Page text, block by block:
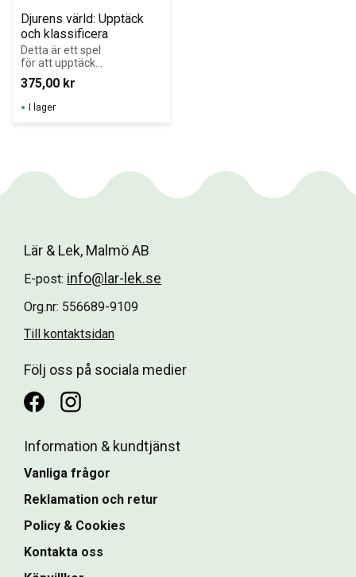
Djurens värld: Upptäck
och klassificera
Detta är ett spel
för att upptäcka
mångfalden i
djurvärlden och
lära sig att
klassificera djur
375,00 kr
I lager
Lär & Lek, Malmö AB
E-post: info@lar-lek.se
Org.nr: 556689-9109
Till kontaktsidan
Följ oss på sociala medier
Information & kundtjänst
Vanliga frågor
Reklamation och retur
Policy & Cookies
Kontakta oss